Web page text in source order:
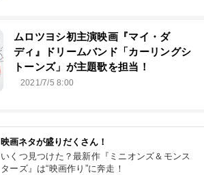
ムロツヨシ初主演映画『マイ・ダ
ディ』ドリームバンド「カーリングシ
トーンズ」が主題歌を担当！
2021/7/5 8:00
映画ネタが盛りだくさん！
いくつ見つけた？最新作『ミニオンズ＆モンス
ターズ』は“映画作り”に奔走！